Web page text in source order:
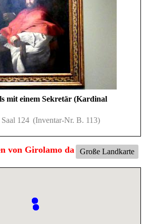
mit einem Sekretär (Kardinal
124 (Inventar-Nr. B. 113)
Große Landkarte
von Girolamo da